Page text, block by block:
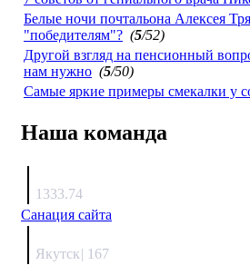
Белые ночи почтальона Алексея
"победителям"? (5/52)
Другой взгляд на пенсионный
нам нужно (5/50)
Самые яркие примеры смекалки у
Наша команда
1333.74
Санация сайта
Якутск| 167